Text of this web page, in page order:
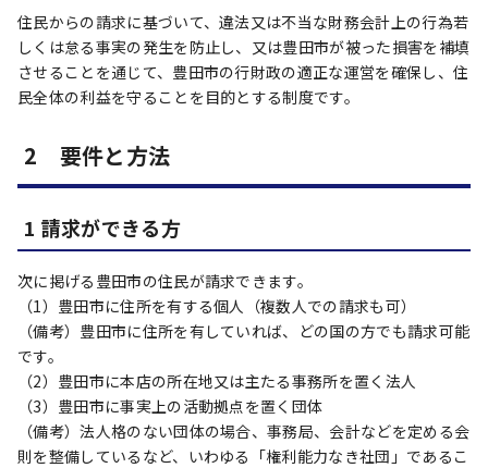
住民からの請求に基づいて、違法又は不当な財務会計上の行為若
しくは怠る事実の発生を防止し、又は豊田市が被った損害を補填
させることを通じて、豊田市の行財政の適正な運営を確保し、住
民全体の利益を守ることを目的とする制度です。
2 要件と方法
1 請求ができる方
次に掲げる豊田市の住民が請求できます。
（1）豊田市に住所を有する個人（複数人での請求も可）
（備考）豊田市に住所を有していれば、どの国の方でも請求可能
です。
（2）豊田市に本店の所在地又は主たる事務所を置く法人
（3）豊田市に事実上の活動拠点を置く団体
（備考）法人格のない団体の場合、事務局、会計などを定める会
則を整備しているなど、いわゆる「権利能力なき社団」であるこ